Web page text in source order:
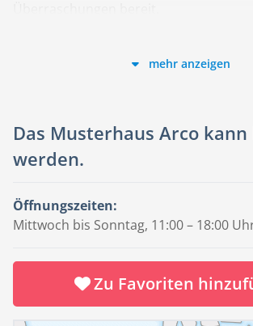
Die mit Lamellen versehene Fassade des
Anforderungen. Beim Hinausschauen
nicht eingeschränkt, weil die einzelnen
können so, vor allem bei schrägem
neugierige Blicke abgeschirmt werden.
Tageslicht und Ausblick bei minimalem
Pluspunkt. Die Balkone beider
sich hinter der Lamellenverschalung,
die natürliche Beschattung zum
mehr anzeigen
Das Musterhaus Arco
werden.
Öffnungszeiten:
Mittwoch bis Sonntag, 11:00 – 18:00
Zu Favoriten